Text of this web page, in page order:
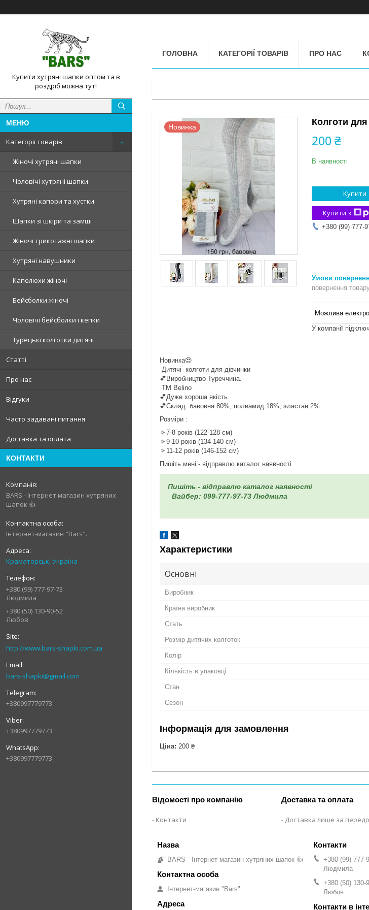
Купити хутряні шапки оптом та в
роздріб можна тут!
Категорії товарів
Жіночі хутряні шапки
Чоловічі хутряні шапки
Хутряні капори та хустки
Шапки зі шкіри та замші
Жіночі трикотажні шапки
Хутряні навушники
Капелюхи жіночі
Бейсболки жіночі
Чоловічі бейсболки і кепки
Турецькі колготки дитячі
Статті
Про нас
Відгуки
Часто задавані питання
Доставка та оплата
КОНТАКТИ
BARS - Інтернет магазин хутряних
шапок 👍
Інтернет-магазин "Bars".
Краматорськ, Україна
+380 (99) 777-97-73
Людмила
+380 (50) 130-90-52
Любов
http://www.bars-shapki.com.ua
bars-shapki@gmail.com
+380997779773
+380997779773
+380997779773
ГОЛОВНА КАТЕГОРІЇ ТОВАРІВ ПРО НАС
Новинка Колготи
200 ₴
В наявності
Купити
Купити з
+380 (99) 777-
повернення
У компанії
Новинка😍
Дитячі колготи для дівчинки
💕Виробництво Туреччина.
ТМ Belino
💕Дуже хороша якість
💕Склад: бавовна 80%, полиамид 18%, эластан 2%
Розміри :
🔅7-8 років (122-128 см)
🔅9-10 років (134-140 см)
🔅11-12 років (146-152 см)
Пишіть мені - відправлю каталог наявності
Пишіть - відправлю каталог наявності
Вайбер: 099-777-97-73 Людмила
Характеристики
Основні
Виробник
Країна виробник
Стать
Розмір дитячих колготок
Колір
Кількість в упаковці
Стан
Сезон
Інформація для замовлення
Ціна: 200 ₴
Відомості про компанію
Контакти
Доставка та оплата
Доставка лише за
BARS - Інтернет магазин хутряних шапок 👍
Інтернет-магазин "Bars".
+380 (99) 777-
Людмила
+380 (50) 130-
Любов